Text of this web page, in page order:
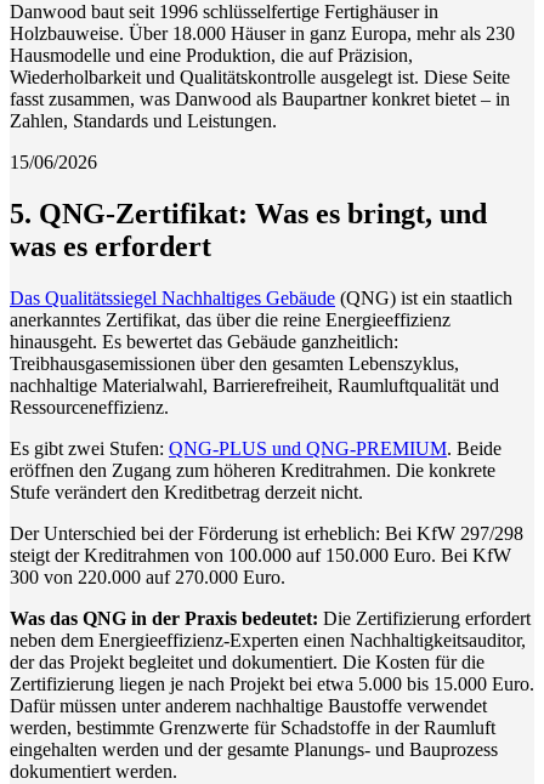
Danwood baut seit 1996 schlüsselfertige Fertighäuser in
Holzbauweise. Über 18.000 Häuser in ganz Europa, mehr als 230
Hausmodelle und eine Produktion, die auf Präzision,
Wiederholbarkeit und Qualitätskontrolle ausgelegt ist. Diese Seite
fasst zusammen, was Danwood als Baupartner konkret bietet – in
Zahlen, Standards und Leistungen.
15/06/2026
5. QNG-Zertifikat: Was es bringt, und
was es erfordert
Das Qualitätssiegel Nachhaltiges Gebäude (QNG) ist ein staatlich
anerkanntes Zertifikat, das über die reine Energieeffizienz
hinausgeht. Es bewertet das Gebäude ganzheitlich:
Treibhausgasemissionen über den gesamten Lebenszyklus,
nachhaltige Materialwahl, Barrierefreiheit, Raumluftqualität und
Ressourceneffizienz.
Es gibt zwei Stufen: QNG-PLUS und QNG-PREMIUM. Beide
eröffnen den Zugang zum höheren Kreditrahmen. Die konkrete
Stufe verändert den Kreditbetrag derzeit nicht.
Der Unterschied bei der Förderung ist erheblich: Bei KfW 297/298
steigt der Kreditrahmen von 100.000 auf 150.000 Euro. Bei KfW
300 von 220.000 auf 270.000 Euro.
Was das QNG in der Praxis bedeutet: Die Zertifizierung erfordert
neben dem Energieeffizienz-Experten einen Nachhaltigkeitsauditor,
der das Projekt begleitet und dokumentiert. Die Kosten für die
Zertifizierung liegen je nach Projekt bei etwa 5.000 bis 15.000 Euro.
Dafür müssen unter anderem nachhaltige Baustoffe verwendet
werden, bestimmte Grenzwerte für Schadstoffe in der Raumluft
eingehalten werden und der gesamte Planungs- und Bauprozess
dokumentiert werden.